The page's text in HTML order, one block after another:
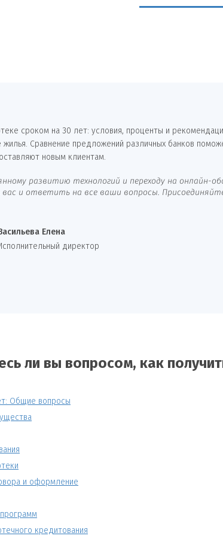
сроком на 30 лет: условия, проценты и
Сравнение предложений различных банков
новым клиентам.
развитию технологий и переходу на онлайн-
и ответить на все ваши вопросы.
Васильева Елена
сполнительный директор
ли вы вопросом, как
Общие вопросы
и оформление
кредитования